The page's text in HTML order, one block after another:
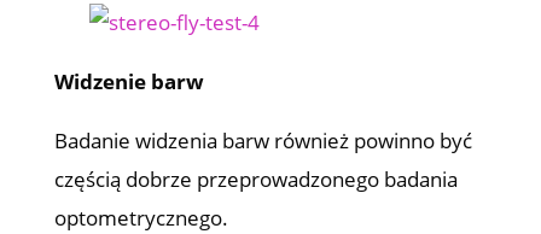
Widzenie barw
Badanie widzenia barw również powinno być
częścią dobrze przeprowadzonego badania
optometrycznego.